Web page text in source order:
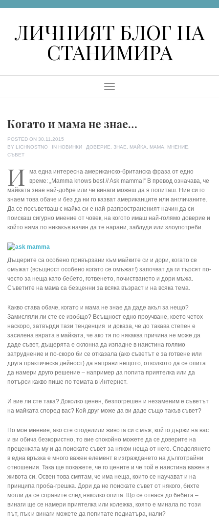
ЛИЧНИЯТ БЛОГ НА
СТАНИМИРА
Menu
Когато и мама не знае…
POSTED ON 30.11.2015
BY LICHNOSTNO IN НОВИНКИ TAGS
ДОВЕРИЕ ЗНАЕ МАЙКА МАМА МНЕНИЕ
СЪВЕТ
И
ма една интересна американско-британска фраза от едно
време: „Mamma knows best // Ask mamma!“ В превод означава, че
майката знае най-добре или че винаги можеш да я попиташ. Ние си го
знаем това обаче и без да ни го казват американците или англичаните.
Да се посъветваш с майка си е най-разпространеният начин да си
поискаш сигурно мнение от човек, на когото имаш най-голямо доверие и
който няма по никакъв начин да те нарани, заблуди или злоупотреби.
Дъщерите са особено привързани към майките си и дори, когато се
омъжат (всъщност особено когато се омъжат!) започват да ги търсят по-
често за неща като бебето, готвенето, почистването и дори мъжа.
Съветите на мама са безценни за всяка възраст и на всяка тема.
Какво става обаче, когато и мама не знае да даде акъл за нещо?
Замисляли ли сте се изобщо? Всъщност едно проучване, което четох
наскоро, затвърди тази тенденция и доказа, че до такава степен е
засилена вярата в майката, че ако тя по някаква причина не може да
даде съвет, дъщерята е склонна да изпадне в наистина голямо
затруднение и по-скоро би се отказала (ако съветът е за готвене или
друга практическа дейност) да направи нещото, отколкото да се опита
да намери друго решение – например да попита приятелка или да
потърси какво пише по темата в Интернет.
И вие ли сте така? Доколко ценен, безпогрешен и незаменим е съветът
на майката според вас? Кой друг може да ви даде също такъв съвет?
По мое мнение, ако сте споделили живота си с мъж, който държи на вас
и ви обича безкористно, то вие спокойно можете да се доверите на
преценката му и да поискате съвет за някои неща от него. Споделянето
в една връзка е много важен елемент в изграждането на дълготрайни
отношения. Така ще покажете, че го цените и че той е наистина важен в
живота си. Освен това смятам, че има неща, които се научават и на
принципа проба-грешка. Дори да не поискате съвет от някого, бихте
могли да се справите след няколко опита. Що се отнася до бебета –
винаги ще се намери приятелка или колежка, която е минала по този
път, пък и винаги можете да попитате педиатъра, нали?